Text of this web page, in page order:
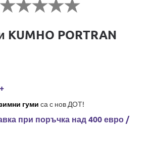
PORTRAN
гуми са с нов ДОТ!
при поръчка над 400 евро /